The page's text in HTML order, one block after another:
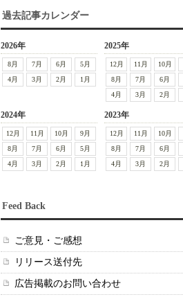
過去記事カレンダー
2026年
8月 7月 6月
5月
4月
3月 2月 1月
2025年
12月 11月 10月
8月
7月 6月
4月
3月 2月
2024年
12月 11月 10月
9月
8月
7月 6月
5月
4月
3月 2月 1月
2023年
12月 11月 10月
8月
7月 6月
4月
3月 2月
Feed Back
ご意見・ご感想
リリース送付先
広告掲載のお問い合わせ